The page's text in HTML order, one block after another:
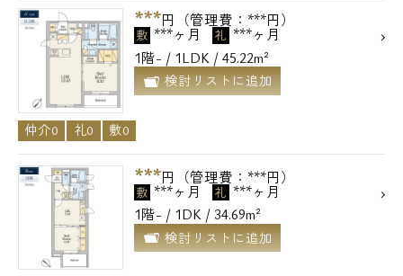
***円（管理費：***円）
敷 ***ヶ月 礼 ***ヶ月
1階- / 1LDK / 45.22m²
検討リストに追加
仲介0 礼0 敷0
***円（管理費：***円）
敷 ***ヶ月 礼 ***ヶ月
1階- / 1DK / 34.69m²
検討リストに追加